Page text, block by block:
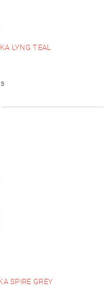
LYNG TEAL
SPIRE GREY